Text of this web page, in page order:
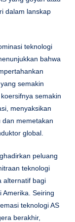
dalam lanskap
teknologi
bahwa
semakin
semakin
menyaksikan
memetakan
global.
peluang
teknologi
alternatif bagi
Amerika. Seiring
teknologi AS
berakhir,